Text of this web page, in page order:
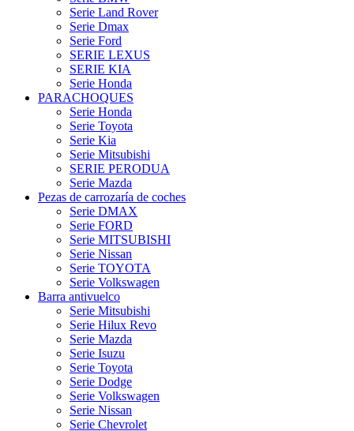
Serie Land Rover
Serie Dmax
Serie Ford
SERIE LEXUS
SERIE KIA
Serie Honda
PARACHOQUES
Serie Honda
Serie Toyota
Serie Kia
Serie Mitsubishi
SERIE PERODUA
Serie Mazda
Pezas de carrozaría de coches
Serie DMAX
Serie FORD
Serie MITSUBISHI
Serie Nissan
Serie TOYOTA
Serie Volkswagen
Barra antivuelco
Serie Mitsubishi
Serie Hilux Revo
Serie Mazda
Serie Isuzu
Serie Toyota
Serie Dodge
Serie Volkswagen
Serie Nissan
Serie Chevrolet